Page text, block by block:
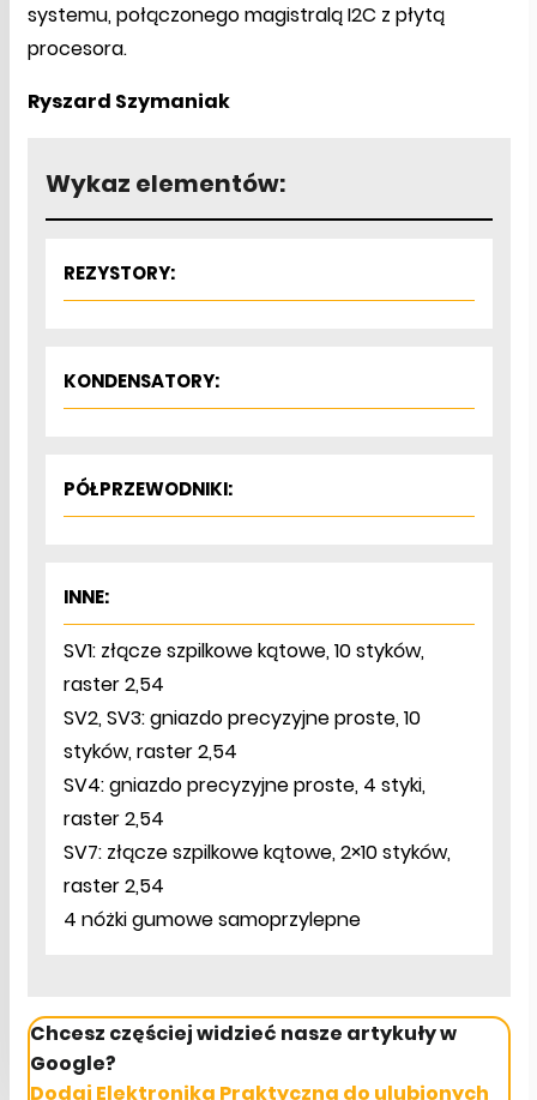
systemu, połączonego magistralą I2C z płytą
procesora.
Ryszard Szymaniak
Wykaz elementów:
REZYSTORY:
KONDENSATORY:
PÓŁPRZEWODNIKI:
INNE:
SV1: złącze szpilkowe kątowe, 10 styków,
raster 2,54
SV2, SV3: gniazdo precyzyjne proste, 10
styków, raster 2,54
SV4: gniazdo precyzyjne proste, 4 styki,
raster 2,54
SV7: złącze szpilkowe kątowe, 2×10 styków,
raster 2,54
4 nóżki gumowe samoprzylepne
Chcesz częściej widzieć nasze artykuły w
Google?
Dodaj Elektronika Praktyczna do ulubionych